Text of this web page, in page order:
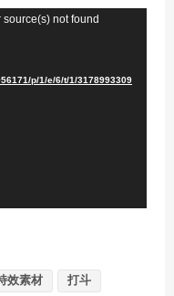
not found
p/1/e/6/t/1/3178993309
效素材 打斗